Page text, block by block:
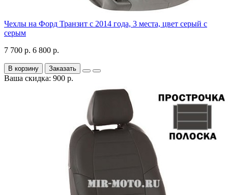
Чехлы на Форд Транзит с 2014 года, 3 места, цвет серый с
серым
7 700 р. 6 800 р.
В корзину Заказать
Ваша скидка: 900 р.